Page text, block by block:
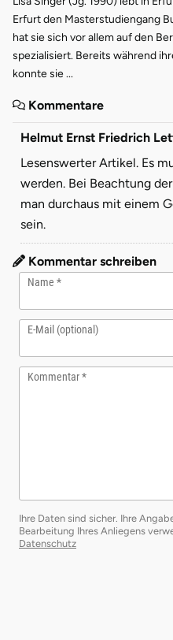
Erfurt den Masterstudiengang
hat sie sich vor allem auf den
spezialisiert. Bereits während
konnte sie ...
Kommentare
Helmut Ernst Friedrich
Lesenswerter Artikel. Es
werden. Bei Beachtung
man durchaus mit einem
sein.
Kommentar schreiben
Name
E-Mail (optional)
Kommentar
Ihre Daten sind sicher. Ihre
Bearbeitung Ihres Anliegens
Datenschutzöffnet in neuem